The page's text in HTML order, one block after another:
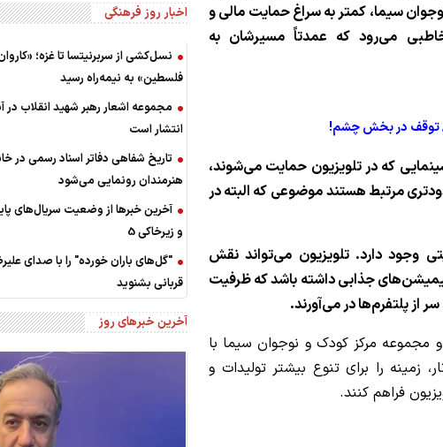
سیما، کمتر به سراغ حمایت مالی و
می‌رود که عمدتاً مسیرشان به
توقف در بخش چشم!
که در تلویزیون حمایت می‌شوند،
مرتبط هستند موضوعی که البته در
وجود دارد. تلویزیون می‌تواند نقش
جذابی داشته باشد که ظرفیت
از پلتفرم‌ها در می‌آورند.
مجموعه مرکز کودک و نوجوان سیما با
زمینه را برای تنوع بیشتر تولیدات و
فراهم کنند.
اخبار روز فرهنگی
نسل‌کشی از سربرنیتسا تا غزه؛
فلسطین» به نیمه‌راه رسید
مجموعه اشعار رهبر شهید انقلاب در
انتشار است
تاریخ شفاهی دفاتر اسناد رسمی در
هنرمندان رونمایی می‌شود
و زیرخاکی 5
"گل‌های باران خورده" را با صدای
قربانی بشنوید
آخرین خبرهای روز